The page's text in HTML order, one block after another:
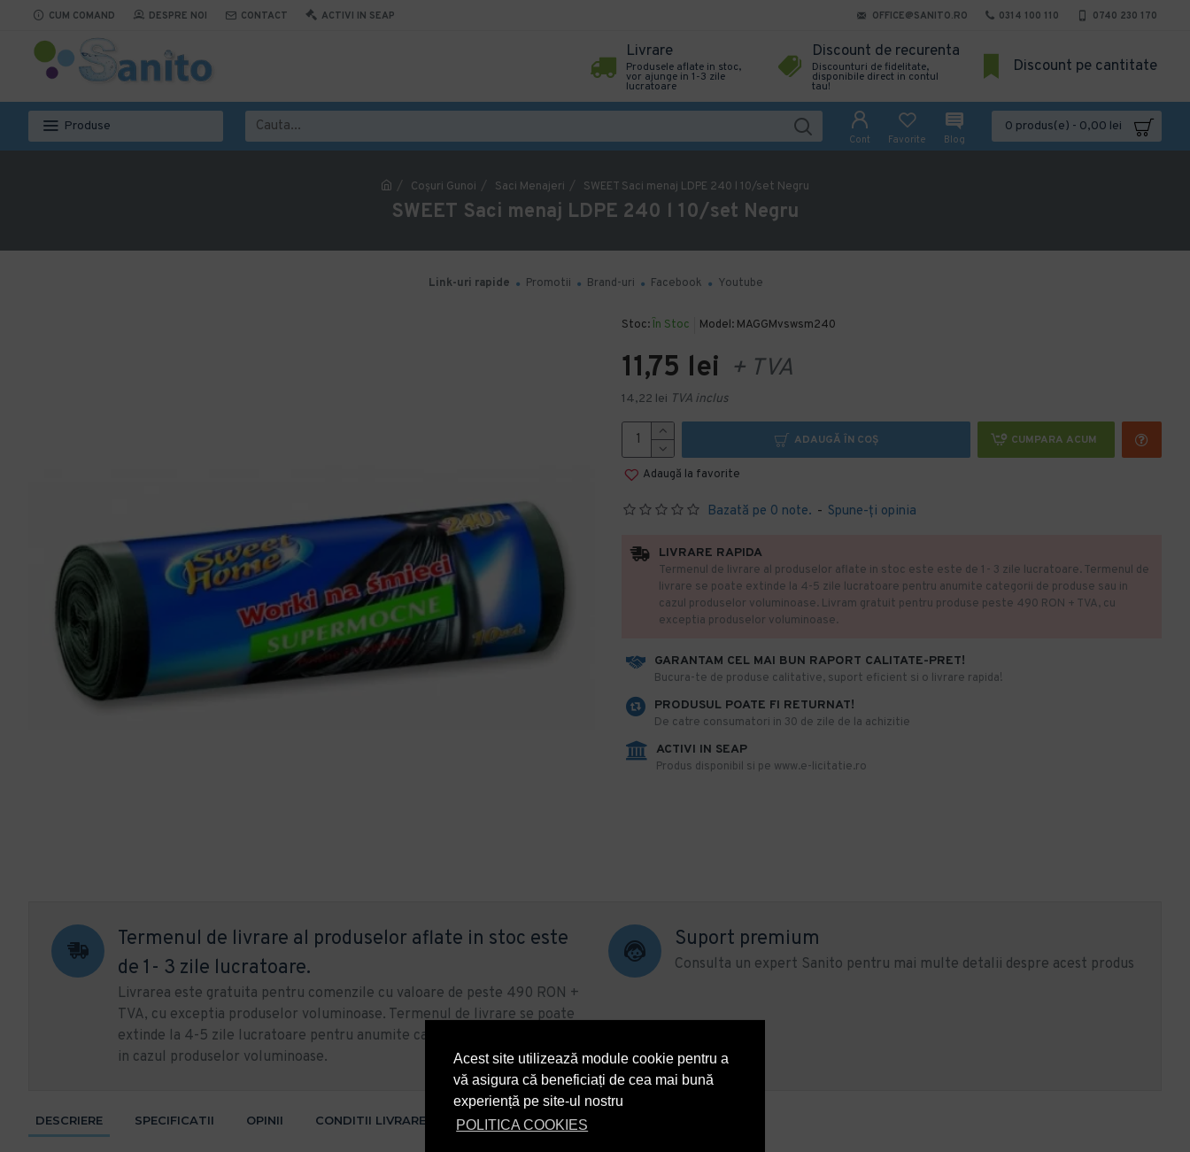
Acest site utilizează module cookie pentru a
vă asigura că beneficiați de cea mai bună
experiență pe site-ul nostru
POLITICA COOKIES
CUM COMAND DESPRE NOI CONTACT ACTIVI IN SEAP OFFICE@SANITO.RO 0314 100 110 0740 230 170
Livrare
Produsele aflate in stoc,
vor ajunge in 1-3 zile
lucratoare
Discount de recurenta
Discounturi de fidelitate,
disponibile direct in contul
tau!
Discount pe cantitate
Produse
Cont Favorite Blog
0 produs(e) - 0,00 lei
Coşuri Gunoi Saci Menajeri SWEET Saci menaj LDPE 240 l 10/set Negru
SWEET Saci menaj LDPE 240 l 10/set Negru
Link-uri rapide Promotii Brand-uri Facebook Youtube
Stoc: În Stoc Model: MAGGMvswsm240
Bazată pe 0 note. - Spune-ţi opinia
11,75 lei + TVA
14,22 lei TVA inclus
ADAUGĂ ÎN COŞ CUMPARA ACUM
Adaugă la favorite
GARANTAM CEL MAI BUN RAPORT CALITATE-PRET!
​Bucura-te de produse calitative, suport eficient si o livrare rapida!
PRODUSUL POATE FI RETURNAT!
De catre consumatori in 30 de zile de la achizitie
ACTIVI IN SEAP
Produs disponibil si pe www.e-licitatie.ro
LIVRARE RAPIDA
Termenul de livrare al produselor aflate in stoc este este de 1- 3 zile lucratoare. Termenul de
livrare se poate extinde la 4-5 zile lucratoare pentru anumite categorii de produse sau in
cazul produselor voluminoase. Livram gratuit pentru produse peste 490 RON + TVA, cu
exceptia produselor voluminoase.
Termenul de livrare al produselor aflate in stoc este
de 1- 3 zile lucratoare.
Livrarea este gratuita pentru comenzile cu valoare de peste 490 RON +
TVA, cu exceptia produselor voluminoase. Termenul de livrare se poate
extinde la 4-5 zile lucratoare pentru anumite categorii de produse sau
in cazul produselor voluminoase.
Suport premium
Consulta un expert Sanito pentru mai multe detalii despre acest produs
DESCRIERE SPECIFICATII OPINII CONDITII LIVRARE